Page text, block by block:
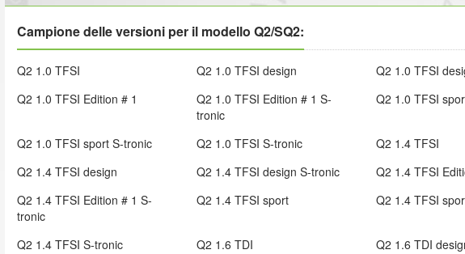
Campione delle versioni per il modello Q2/SQ2:
Q2 1.0 TFSI Q2 1.0 TFSI design
Q2 1.0 TFSI
Q2 1.0 TFSI Edition # 1
Q2 1.0 TFSI Edition # 1 S-
tronic
Q2 1.0 TFSI
Q2 1.0 TFSI sport S-tronic Q2 1.0 TFSI S-tronic
Q2 1.4 TFSI
Q2 1.4 TFSI design
Q2 1.4 TFSI design S-tronic
Q2 1.4 TFSI
Q2 1.4 TFSI Edition # 1 S-
tronic
Q2 1.4 TFSI sport Q2 1.4 TFSI
Q2 1.4 TFSI S-tronic Q2 1.6 TDI
Q2 1.6 TDI